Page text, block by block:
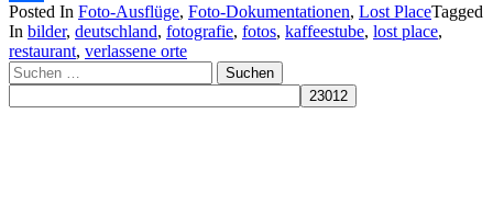
Teilen
Posted In Foto-Ausflüge, Foto-Dokumentationen, Lost PlaceTagged
In bilder, deutschland, fotografie, fotos, kaffeestube, lost place,
restaurant, verlassene orte
Suchen
nach: